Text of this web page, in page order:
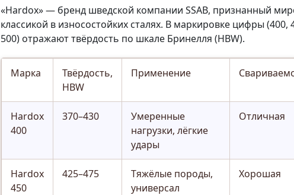
«Hardox» — бренд шведской компании SSAB, признанный
классикой в износостойких сталях. В маркировке цифры (400,
500) отражают твёрдость по шкале Бринелля (HBW).
Марка
Твёрдость,
HBW
Применение
Hardox
400
370–430
Умеренные
нагрузки, лёгкие
удары
Отличная
Hardox
450
425–475
Тяжёлые породы,
универсал
Хорошая